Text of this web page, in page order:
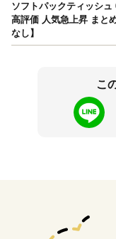
ソフトパックティッシ
高評価 人気急上昇 まと
なし】
こ